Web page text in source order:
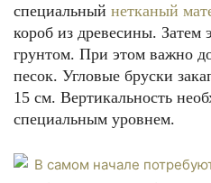
специальный нетканый
короб из древесины. Затем
грунтом. При этом важно
песок. Угловые бруски
15 см. Вертикальность
специальным уровнем.